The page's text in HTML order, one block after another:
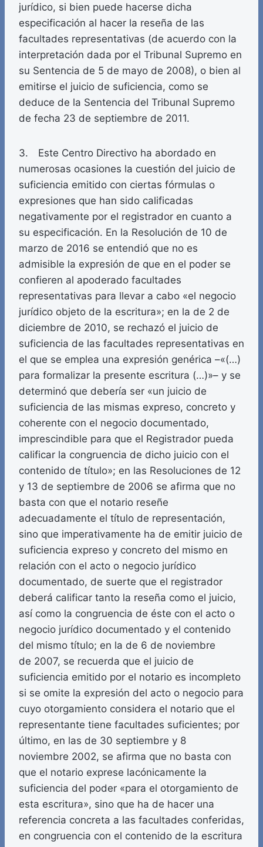
jurídico, si bien puede hacerse dicha
especificación al hacer la reseña de las
facultades representativas (de acuerdo con la
interpretación dada por el Tribunal Supremo en
su Sentencia de 5 de mayo de 2008), o bien al
emitirse el juicio de suficiencia, como se
deduce de la Sentencia del Tribunal Supremo
de fecha 23 de septiembre de 2011.
3. Este Centro Directivo ha abordado en
numerosas ocasiones la cuestión del juicio de
suficiencia emitido con ciertas fórmulas o
expresiones que han sido calificadas
negativamente por el registrador en cuanto a
su especificación. En la Resolución de 10 de
marzo de 2016 se entendió que no es
admisible la expresión de que en el poder se
confieren al apoderado facultades
representativas para llevar a cabo «el negocio
jurídico objeto de la escritura»; en la de 2 de
diciembre de 2010, se rechazó el juicio de
suficiencia de las facultades representativas en
el que se emplea una expresión genérica –«(…)
para formalizar la presente escritura (…)»– y se
determinó que debería ser «un juicio de
suficiencia de las mismas expreso, concreto y
coherente con el negocio documentado,
imprescindible para que el Registrador pueda
calificar la congruencia de dicho juicio con el
contenido de título»; en las Resoluciones de 12
y 13 de septiembre de 2006 se afirma que no
basta con que el notario reseñe
adecuadamente el título de representación,
sino que imperativamente ha de emitir juicio de
suficiencia expreso y concreto del mismo en
relación con el acto o negocio jurídico
documentado, de suerte que el registrador
deberá calificar tanto la reseña como el juicio,
así como la congruencia de éste con el acto o
negocio jurídico documentado y el contenido
del mismo título; en la de 6 de noviembre
de 2007, se recuerda que el juicio de
suficiencia emitido por el notario es incompleto
si se omite la expresión del acto o negocio para
cuyo otorgamiento considera el notario que el
representante tiene facultades suficientes; por
último, en las de 30 septiembre y 8
noviembre 2002, se afirma que no basta con
que el notario exprese lacónicamente la
suficiencia del poder «para el otorgamiento de
esta escritura», sino que ha de hacer una
referencia concreta a las facultades conferidas,
en congruencia con el contenido de la escritura